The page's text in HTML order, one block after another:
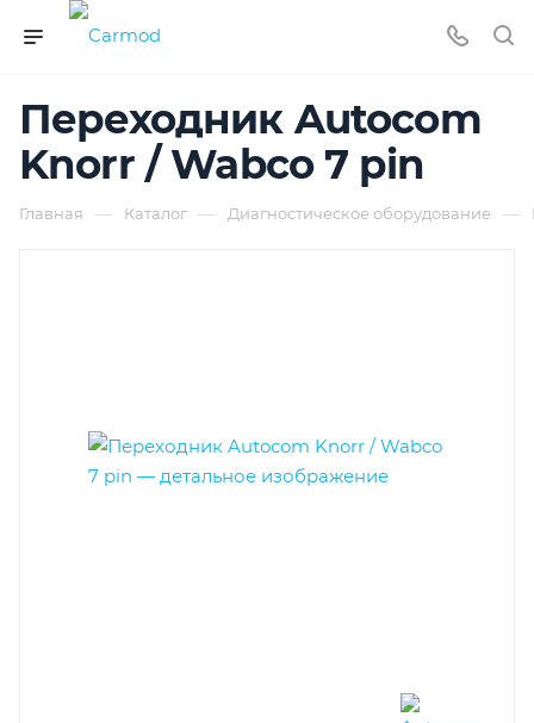
Переходник Autocom
Knorr / Wabco 7 pin
Главная — Каталог — Диагностическое оборудование —